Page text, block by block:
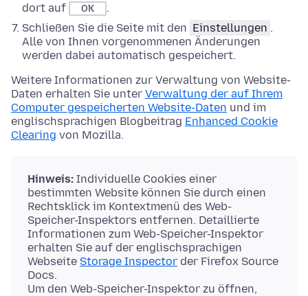
dort auf
OK
.
Schließen Sie die Seite mit den Einstellungen .
Alle von Ihnen vorgenommenen Änderungen
werden dabei automatisch gespeichert.
Weitere Informationen zur Verwaltung von Website-
Daten erhalten Sie unter Verwaltung der auf Ihrem
Computer gespeicherten Website-Daten und im
englischsprachigen Blogbeitrag Enhanced Cookie
Clearing von Mozilla.
Hinweis: Individuelle Cookies einer
bestimmten Website können Sie durch einen
Rechtsklick im Kontextmenü des Web-
Speicher-Inspektors entfernen. Detaillierte
Informationen zum Web-Speicher-Inspektor
erhalten Sie auf der englischsprachigen
Webseite Storage Inspector der Firefox Source
Docs.
Um den Web-Speicher-Inspektor zu öffnen,